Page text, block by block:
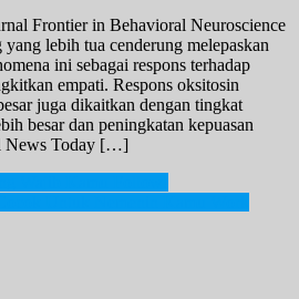
Frontier in Behavioral Neuroscience
lebih tua cenderung melepaskan
ini sebagai respons terhadap
empati. Respons oksitosin
juga dikaitkan dengan tingkat
besar dan peningkatan kepuasan
News Today […]